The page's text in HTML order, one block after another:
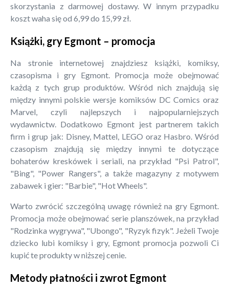
skorzystania z darmowej dostawy. W innym przypadku
koszt waha się od 6,99 do 15,99 zł.
Książki, gry Egmont – promocja
Na stronie internetowej znajdziesz książki, komiksy,
czasopisma i gry Egmont. Promocja może obejmować
każdą z tych grup produktów. Wśród nich znajdują się
między innymi polskie wersje komiksów DC Comics oraz
Marvel, czyli najlepszych i najpopularniejszych
wydawnictw. Dodatkowo Egmont jest partnerem takich
firm i grup jak: Disney, Mattel, LEGO oraz Hasbro. Wśród
czasopism znajdują się między innymi te dotyczące
bohaterów kreskówek i seriali, na przykład "Psi Patrol",
"Bing", "Power Rangers", a także magazyny z motywem
zabawek i gier: "Barbie", "Hot Wheels".
Warto zwrócić szczególną uwagę również na gry Egmont.
Promocja może obejmować serie planszówek, na przykład
"Rodzinka wygrywa", "Ubongo", "Ryzyk fizyk". Jeżeli Twoje
dziecko lubi komiksy i gry, Egmont promocja pozwoli Ci
kupić te produkty w niższej cenie.
Metody płatności i zwrot Egmont